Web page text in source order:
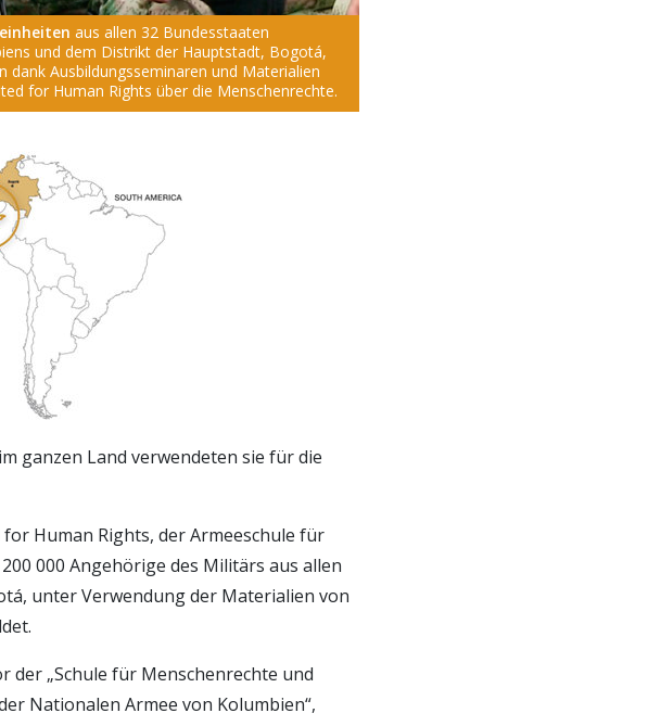
aus allen 32 Bundesstaaten
und dem Distrikt der Hauptstadt, Bogotá,
dank Ausbildungsseminaren und Materialien
for Human Rights über die Menschenrechte.
ganzen Land verwendeten sie für die
Human Rights, der Armeeschule für
000 Angehörige des Militärs aus allen
unter Verwendung der Materialien von
der „Schule für Menschenrechte und
Nationalen Armee von Kolumbien“,